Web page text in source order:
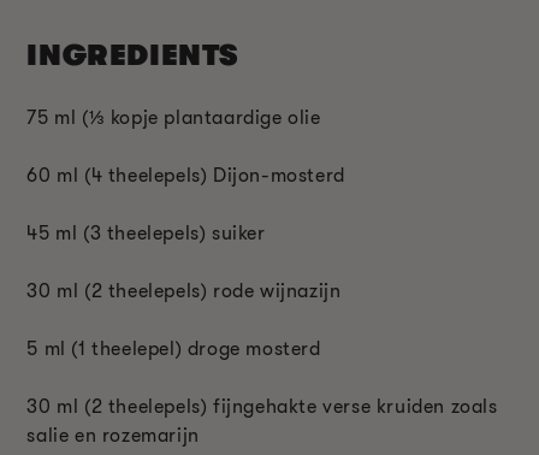
INGREDIENTS
75 ml (⅓ kopje plantaardige olie
60 ml (4 theelepels) Dijon-mosterd
45 ml (3 theelepels) suiker
30 ml (2 theelepels) rode wijnazijn
5 ml (1 theelepel) droge mosterd
30 ml (2 theelepels) fijngehakte verse kruiden zoals
salie en rozemarijn